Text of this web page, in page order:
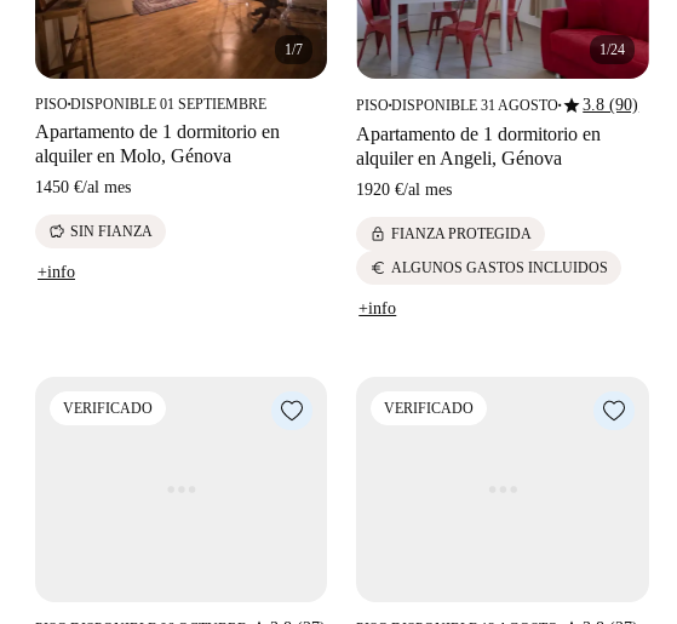
1/7
PISO■DISPONIBLE 01 SEPTIEMBRE
Apartamento de 1 dormitorio en
alquiler en Molo, Génova
1450 €/al mes
savings SIN FIANZA
+info
1/24
PISO■DISPONIBLE 31 AGOSTO■star3.8 (90)
Apartamento de 1 dormitorio en
alquiler en Angeli, Génova
1920 €/al mes
lock FIANZA PROTEGIDA
euro ALGUNOS GASTOS INCLUIDOS
+info
VERIFICADO VERIFICADO